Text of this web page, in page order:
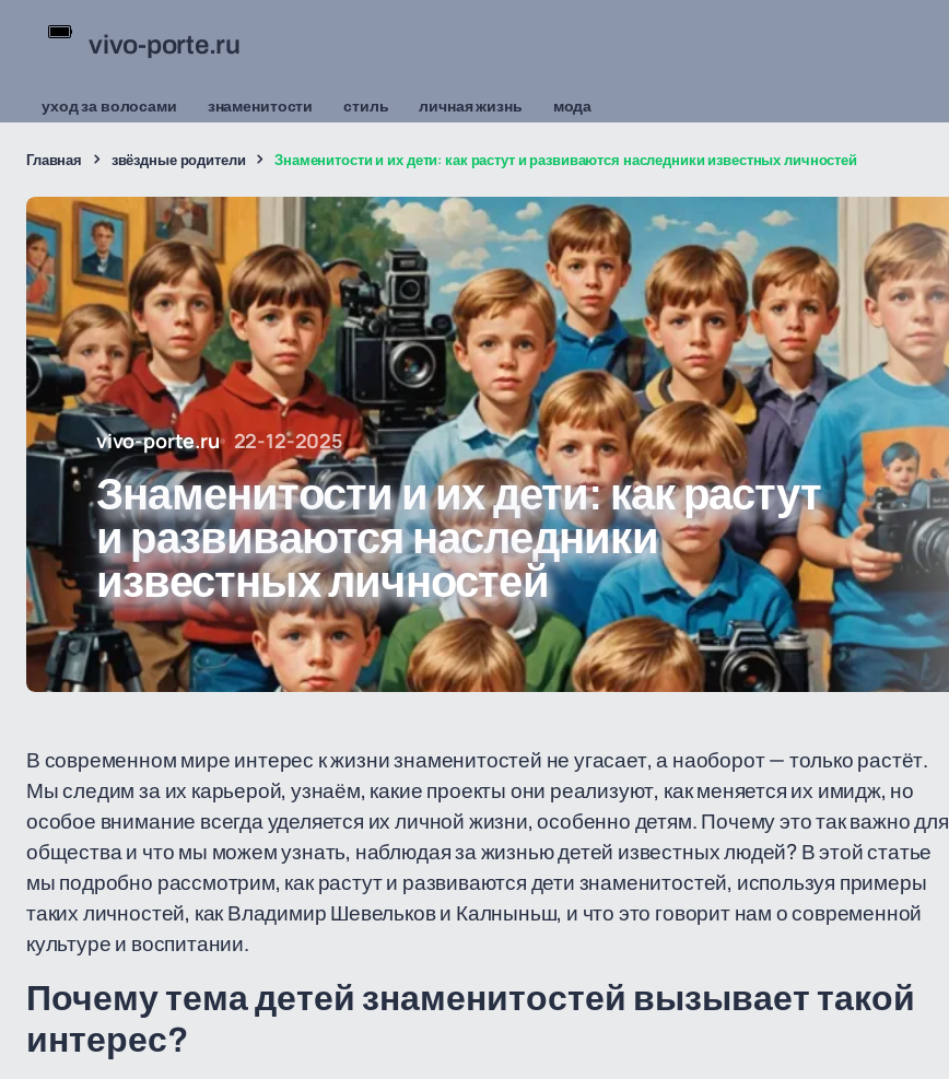
vivo-porte.ru
уход за волосами знаменитости стиль личная жизнь мода
Главная звёздные родители Знаменитости и их дети: как растут и развиваются наследники известных личностей
vivo-porte.ru 22-12-2025
Знаменитости и их дети: как растут
и развиваются наследники
известных личностей
В современном мире интерес к жизни знаменитостей не угасает, а наоборот — только растёт.
Мы следим за их карьерой, узнаём, какие проекты они реализуют, как меняется их имидж, но
особое внимание всегда уделяется их личной жизни, особенно детям. Почему это так важно для
общества и что мы можем узнать, наблюдая за жизнью детей известных людей? В этой статье
мы подробно рассмотрим, как растут и развиваются дети знаменитостей, используя примеры
таких личностей, как Владимир Шевельков и Калныньш, и что это говорит нам о современной
культуре и воспитании.
Почему тема детей знаменитостей вызывает такой
интерес?